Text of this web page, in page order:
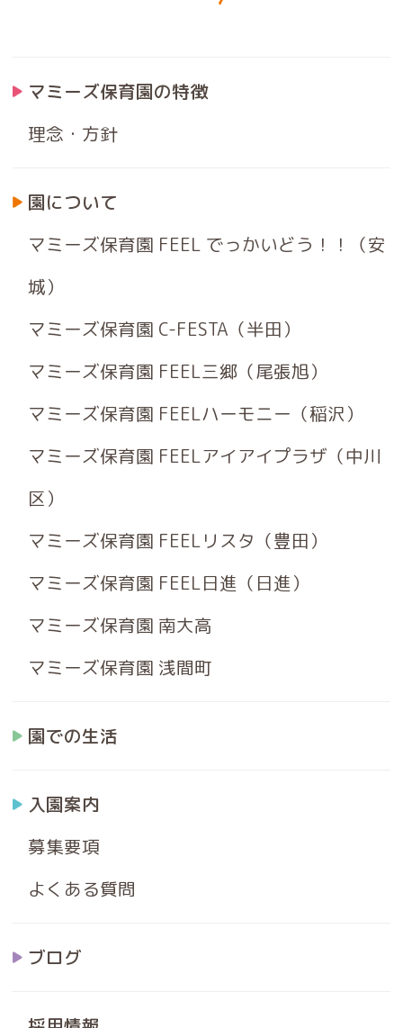
マミーズ保育園の特徴
理念・方針
園について
マミーズ保育園 FEEL でっかいどう！！（安
城）
マミーズ保育園 C-FESTA（半田）
マミーズ保育園 FEEL三郷（尾張旭）
マミーズ保育園 FEELハーモニー（稲沢）
マミーズ保育園 FEELアイアイプラザ（中川
区）
マミーズ保育園 FEELリスタ（豊田）
マミーズ保育園 FEEL日進（日進）
マミーズ保育園 南大高
マミーズ保育園 浅間町
園での生活
入園案内
募集要項
よくある質問
ブログ